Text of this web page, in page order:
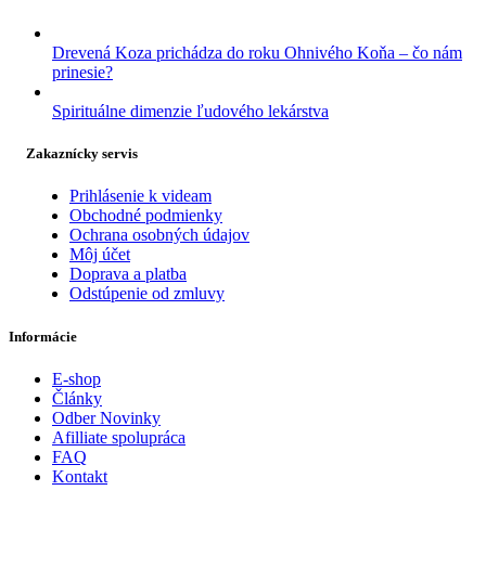
Drevená Koza prichádza do roku Ohnivého Koňa – čo nám
prinesie?
Spirituálne dimenzie ľudového lekárstva
Zakaznícky servis
Prihlásenie k videam
Obchodné podmienky
Ochrana osobných údajov
Môj účet
Doprava a platba
Odstúpenie od zmluvy
Informácie
E-shop
Články
Odber Novinky
Afilliate spolupráca
FAQ
Kontakt